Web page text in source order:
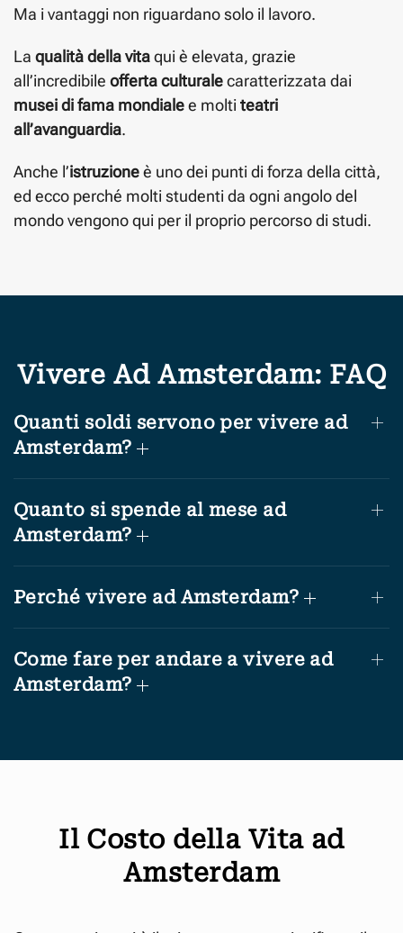
Ma i vantaggi non riguardano solo il lavoro.
La qualità della vitaqui è elevata, grazie
all’incredibile offerta culturalecaratterizzata dai
musei di fama mondialee molti teatri
all’avanguardia.
Anche l’istruzioneè uno dei punti di forza della città,
ed ecco perché molti studenti da ogni angolo del
mondo vengono qui per il proprio percorso di studi.
Vivere Ad Amsterdam: FAQ
Quanti soldi servono per vivere ad
Amsterdam?
Quanto si spende al mese ad
Amsterdam?
Perché vivere ad Amsterdam?
Come fare per andare a vivere ad
Amsterdam?
Il Costo della Vita ad
Amsterdam